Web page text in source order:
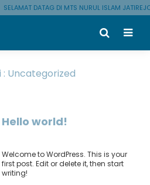
SELAMAT DATAG DI MTS NURUL ISLAM
: Uncategorized
Hello world!
Welcome to WordPress. This is your
first post. Edit or delete it, then start
writing!